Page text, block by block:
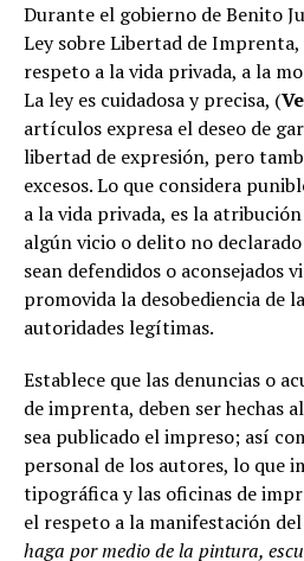
Durante el gobierno de Benito
Ley sobre Libertad de
respeto a la vida privada, a la
La ley es cuidadosa y precisa, (
artículos expresa el deseo de
libertad de expresión, pero
excesos. Lo que considera
a la vida privada, es la
algún vicio o delito no
sean defendidos o aconsejados
promovida la desobediencia de
autoridades legítimas.
Establece que las denuncias o
de imprenta, deben ser hechas
sea publicado el impreso; así
personal de los autores, lo que
tipográfica y las oficinas de
el respeto a la manifestación
haga por medio de la pintura,